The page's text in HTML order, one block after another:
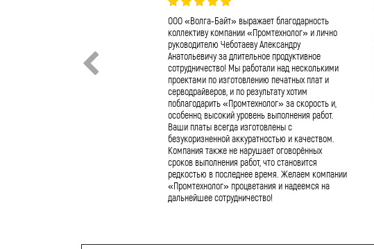
ООО «Волга-Байт» выражает благодарность
коллективу компании «Промтехнолог» и лично
руководителю Чеботаеву Александру
Анатольевичу за длительное продуктивное
сотрудничество! Мы работали над несколькими
проектами по изготовлению печатных плат и
серводрайверов, и по результату хотим
поблагодарить «Промтехнолог» за скорость и,
особенно, высокий уровень выполнения работ.
Ваши платы всегда изготовлены с
безукоризненной аккуратностью и качеством.
Компания также не нарушает оговорённых
сроков выполнения работ, что становится
редкостью в последнее время. Желаем компании
«Промтехнолог» процветания и надеемся на
дальнейшее сотрудничество!